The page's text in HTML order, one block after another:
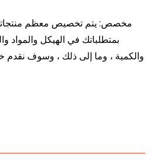
بمتطلباتك في الهيكل والمواد
والكمية ، وما إلى ذلك ، وسوف نقدم